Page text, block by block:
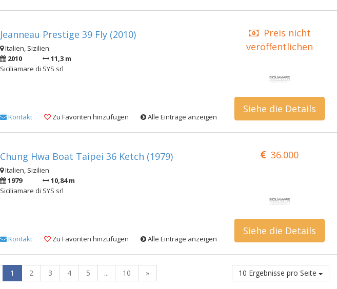
Jeanneau Prestige 39 Fly (2010)
Preis nicht
veröffentlichen
Italien, Sizilien
2010
11,3 m
Siciliamare di SYS srl
Kontakt Zu Favoriten hinzufügen Alle Einträge anzeigen
Siehe die Details
Chung Hwa Boat Taipei 36 Ketch (1979) 36.000
Italien, Sizilien
1979
10,84 m
Siciliamare di SYS srl
Kontakt Zu Favoriten hinzufügen Alle Einträge anzeigen
Siehe die Details
1 2 3 4 5 ... 10 » 10 Ergebnisse pro Seite